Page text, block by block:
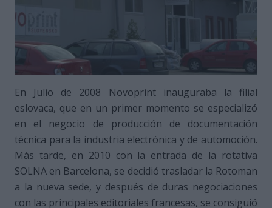
En Julio de 2008 Novoprint inauguraba la filial
eslovaca, que en un primer momento se especializó
en el negocio de producción de documentación
técnica para la industria electrónica y de automoción.
Más tarde, en 2010 con la entrada de la rotativa
SOLNA en Barcelona, se decidió trasladar la Rotoman
a la nueva sede, y después de duras negociaciones
con las principales editoriales francesas, se consiguió